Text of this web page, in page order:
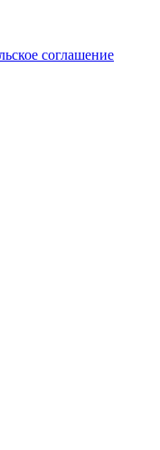
соглашение